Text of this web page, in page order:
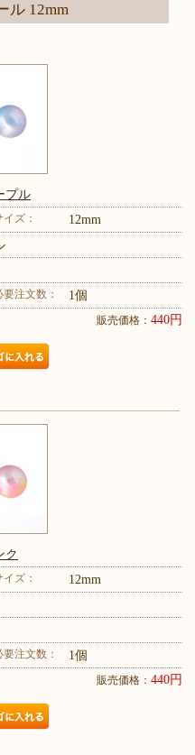
ル 12mm
プル
イズ： 12mm
要注文数： 1個
販売価格： 440円
ク
イズ： 12mm
要注文数： 1個
販売価格： 440円